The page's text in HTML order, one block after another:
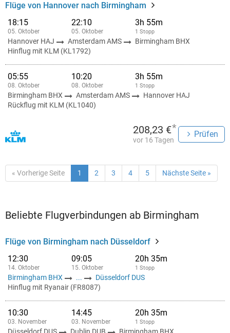
Flüge von Hannover nach Birmingham
18:15
05. Oktober
22:10
05. Oktober
3h 55m
1 Stopp
Hannover HAJ Amsterdam AMS
Birmingham BHX
Hinflug mit KLM (KL1792)
05:55
08. Oktober
10:20
08. Oktober
3h 55m
1 Stopp
Birmingham BHX Amsterdam AMS
Hannover HAJ
Rückflug mit KLM (KL1040)
208,23 €*
vor 16 Tagen
Prüfen
« Vorherige Seite 1 2 3 4 5 Nächste Seite »
Beliebte Flugverbindungen ab Birmingham
Flüge von Birmingham nach Düsseldorf
12:30
14. Oktober
09:05
15. Oktober
20h 35m
1 Stopp
Birmingham BHX ...
Düsseldorf DUS
Hinflug mit Ryanair (FR8087)
10:30
03. November
14:45
03. November
20h 35m
1 Stopp